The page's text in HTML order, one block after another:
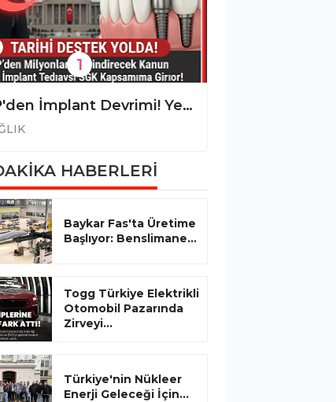
MHP'den İmplant Devrimi! Yerli Üretim ve 4 İmplant Şartıyla Tedaviler Devletten
1
HABERLERİ
Baykar Fas'ta Üretime
Başlıyor: Benslimane...
Togg Türkiye Elektrikli
Otomobil Pazarında
Zirveyi...
Türkiye'nin Nükleer
Enerji Geleceği İçin...